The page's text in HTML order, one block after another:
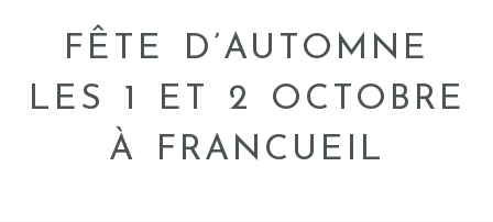
FÊTE D’AUTOMNE
LES 1 ET 2 OCTOBRE
À FRANCUEIL